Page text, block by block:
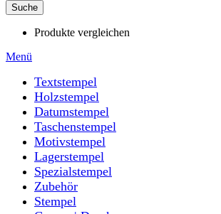
Suche
Produkte vergleichen
Menü
Textstempel
Holzstempel
Datumstempel
Taschenstempel
Motivstempel
Lagerstempel
Spezialstempel
Zubehör
Stempel